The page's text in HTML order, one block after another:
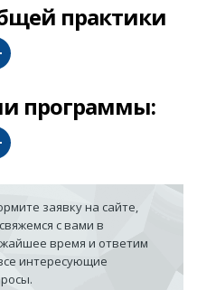
практики
программы:
заявку на сайте,
с вами в
время и ответим
интересующие